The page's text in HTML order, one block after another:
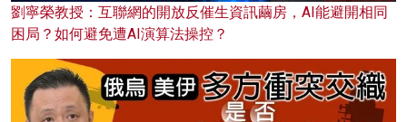
劉寧榮教授：互聯網的開放反催生資訊繭房，AI能避開相同
困局？如何避免遭AI演算法操控？